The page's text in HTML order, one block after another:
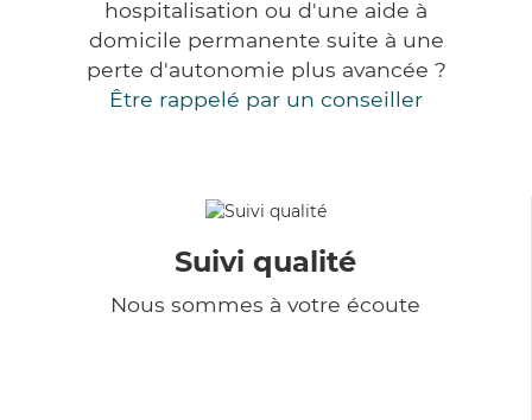
hospitalisation ou d'une aide à
domicile permanente suite à une
perte d'autonomie plus avancée ?
Être rappelé par un conseiller
Suivi qualité
Nous sommes à votre écoute